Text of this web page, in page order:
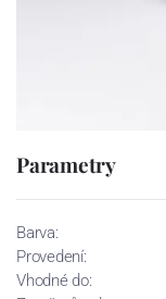
Parametry
Barva:
Provedení:
Vhodné do: